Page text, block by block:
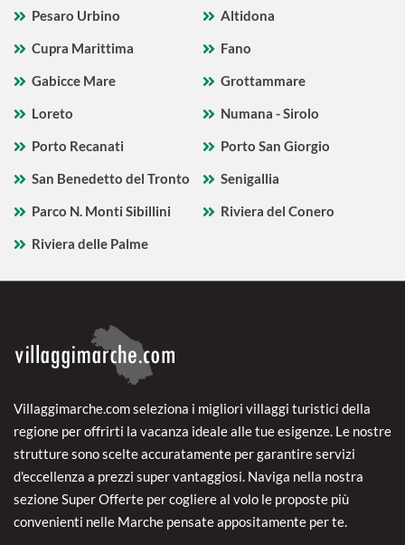
Pesaro Urbino
Altidona
Cupra Marittima
Fano
Gabicce Mare
Grottammare
Loreto
Numana - Sirolo
Porto Recanati
Porto San Giorgio
San Benedetto del Tronto
Senigallia
Parco N. Monti Sibillini
Riviera del Conero
Riviera delle Palme
Villaggimarche.com seleziona i migliori villaggi turistici della
regione per offrirti la vacanza ideale alle tue esigenze. Le nostre
strutture sono scelte accuratamente per garantire servizi
d'eccellenza a prezzi super vantaggiosi. Naviga nella nostra
sezione Super Offerte per cogliere al volo le proposte più
convenienti nelle Marche pensate appositamente per te.